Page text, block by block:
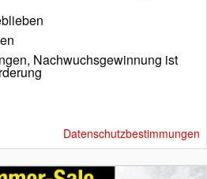
Nachwuchsgewinnung ist
Datenschutzbestimmungen